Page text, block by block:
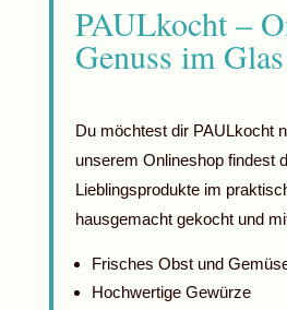
PAULkocht –
Genuss im
Du möchtest dir PAULkocht
unserem Onlineshop findest
Lieblingsprodukte im
hausgemacht gekocht und
Frisches Obst und
Hochwertige Gewürze